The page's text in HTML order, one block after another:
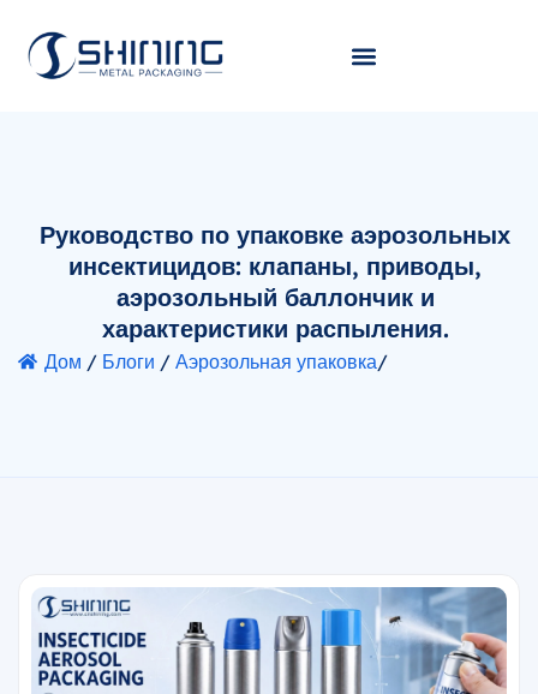
Руководство по упаковке аэрозольных
инсектицидов: клапаны, приводы,
аэрозольный баллончик и
характеристики распыления.
Дом / Блоги / Аэрозольная упаковка/